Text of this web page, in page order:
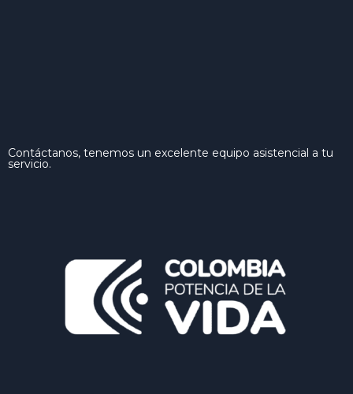
Contáctanos, tenemos un excelente equipo asistencial a tu
servicio.